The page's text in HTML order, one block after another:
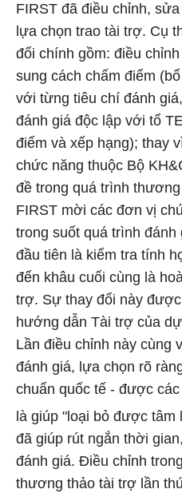
FIRST đã điều chỉnh,
lựa chọn trao tài trợ. Cụ
đổi chính gồm: điều
sung cách chấm điểm
với từng tiêu chí đánh
đánh giá độc lập với tổ
điểm và xếp hạng); thay
chức năng thuộc Bộ
đề trong quá trình
FIRST mời các đơn vị
trong suốt quá trình
đầu tiên là kiểm tra tính
đến khâu cuối cùng là
trợ. Sự thay đổi này
hướng dẫn Tài trợ của
Lần điều chỉnh này cùng
đánh giá, lựa chọn rõ
chuẩn quốc tế - được
là giúp "loại bỏ được tâm
đã giúp rút ngắn thời
đánh giá. Điều chỉnh
thương thảo tài trợ lần